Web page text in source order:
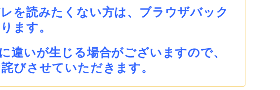
を読みたくない方は、ブラウザバック
ます。
違いが生じる場合がございますので、
びさせていただきます。